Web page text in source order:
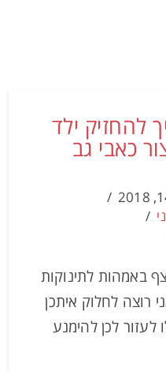
להחזיק ילד
כאבי גב
באמהות לתינוקות
רוצה לחלוק איתכן
לעזור לכן להימנע